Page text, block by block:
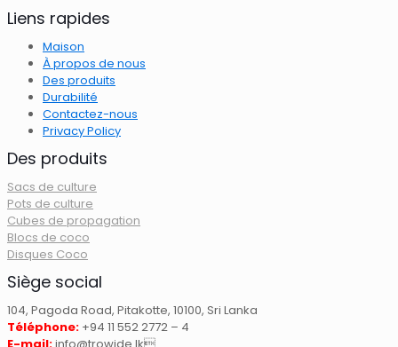
Liens rapides
Maison
À propos de nous
Des produits
Durabilité
Contactez-nous
Privacy Policy
Des produits
Sacs de culture
Pots de culture
Cubes de propagation
Blocs de coco
Disques Coco
Siège social
104, Pagoda Road, Pitakotte, 10100, Sri Lanka
Téléphone: +94 11 552 2772 – 4